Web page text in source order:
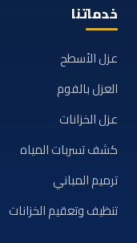
خدماتنا
عزل الأسطح
العزل بالفوم
عزل الخزانات
كشف تسربات المياه
ترميم المباني
تنظيف وتعقيم الخزانات